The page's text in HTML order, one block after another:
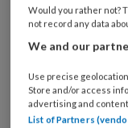
een
onderzoek
bedrijfsartsen
de
voltooiden
vertrouwen in
Would you rather not?
not record any data
We and our
Use precise
Store and/or access
advertising and
List of Partners